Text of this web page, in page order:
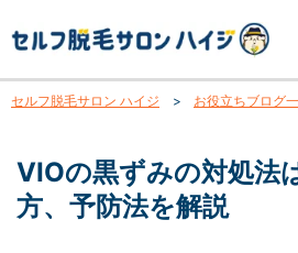
セルフ脱毛サロン ハイジ > お役立ちブログ
VIOの黒ずみの対処法
方、予防法を解説